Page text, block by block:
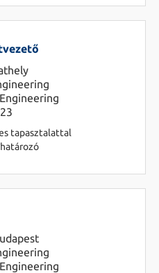
átfogó
a
kivitelezési
tapasztalattal
kiemelt
és
kollégát Építőipari
környezetből